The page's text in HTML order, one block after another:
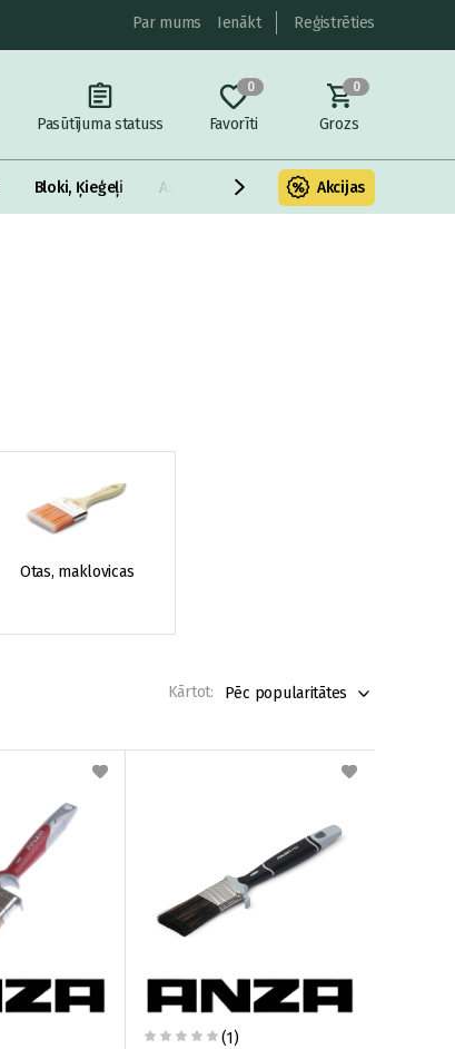
Par mums Ienākt Reģistrēties
Pasūtījuma statuss
0
Favorīti
0
Grozs
Bloki, Ķieģeļi Armatūra un metāls Fasādes
Akcijas
Otas, maklovicas
Kārtot: Pēc popularitātes
(1)